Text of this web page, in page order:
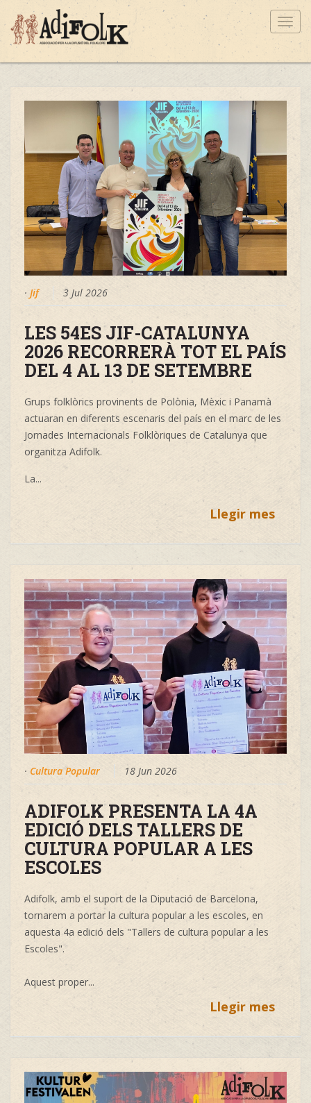
· Jif 3 Jul 2026
LES 54ES JIF-CATALUNYA
2026 RECORRERÀ TOT EL PAÍS
DEL 4 AL 13 DE SETEMBRE
Grups folklòrics provinents de Polònia, Mèxic i Panamà
actuaran en diferents escenaris del país en el marc de les
Jornades Internacionals Folklòriques de Catalunya que
organitza Adifolk.
La...
Llegir mes
· Cultura Popular 18 Jun 2026
ADIFOLK PRESENTA LA 4A
EDICIÓ DELS TALLERS DE
CULTURA POPULAR A LES
ESCOLES
Adifolk, amb el suport de la Diputació de Barcelona,
tornarem a portar la cultura popular a les escoles, en
aquesta 4a edició dels "Tallers de cultura popular a les
Escoles".
Aquest proper...
Llegir mes